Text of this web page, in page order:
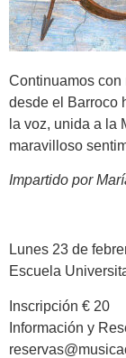
Continuamos con
desde el Barroco
la voz, unida a la
maravilloso
Impartido por
Lunes 23 de
Escuela
Inscripción € 20
Información y